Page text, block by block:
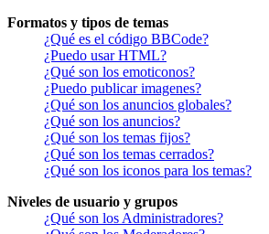
Formatos y tipos de temas
¿Qué es el código BBCode?
¿Puedo usar HTML?
¿Qué son los emoticonos?
¿Puedo publicar imagenes?
¿Qué son los anuncios globales?
¿Qué son los anuncios?
¿Qué son los temas fijos?
¿Qué son los temas cerrados?
¿Qué son los iconos para los temas?
Niveles de usuario y grupos
¿Qué son los Administradores?